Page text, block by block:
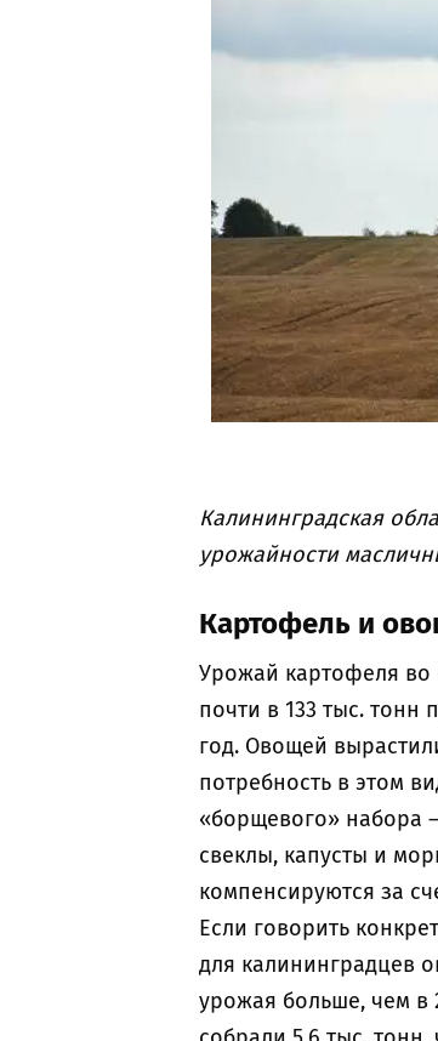
Калининградская
урожайности
Картофель и
Урожай картофеля во
почти в 133 тыс. тонн
год. Овощей
потребность в этом
«борщевого» набора
свеклы, капусты и
компенсируются за
Если говорить
для калининградцев
урожая больше, чем в